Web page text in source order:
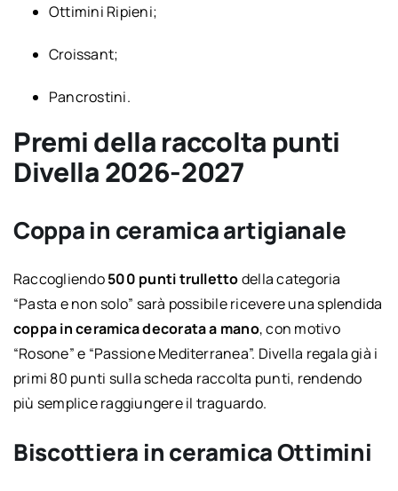
Ottimini Ripieni;
Croissant;
Pancrostini.
Premi della raccolta punti
Divella 2026-2027
Coppa in ceramica artigianale
Raccogliendo500 punti trullettodella categoria
“Pasta e non solo” sarà possibile ricevere una splendida
coppa in ceramica decorata a mano, con motivo
“Rosone” e “Passione Mediterranea”. Divella regala già i
primi 80 punti sulla scheda raccolta punti, rendendo
più semplice raggiungere il traguardo.
Biscottiera in ceramica Ottimini